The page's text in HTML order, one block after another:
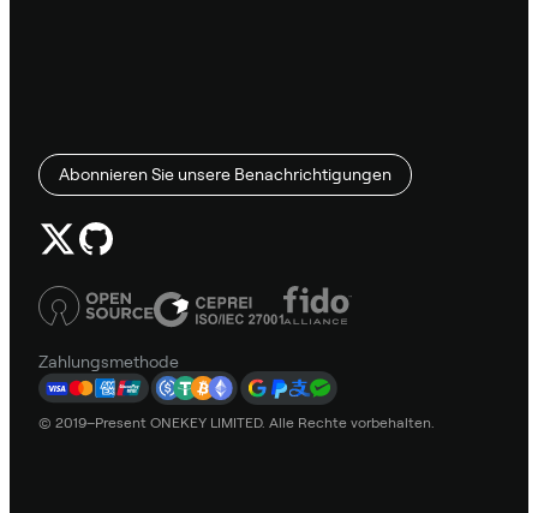
Abonnieren Sie unsere Benachrichtigungen
Zahlungsmethode
© 2019–Present ONEKEY LIMITED. Alle Rechte vorbehalten.